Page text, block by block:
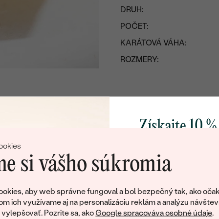
si vášho súkromia
aby web správne fungoval a bol bezpečný tak, ako
ich využívame aj na personalizáciu reklám a analýzu
Pozrite sa, ako Google spracováva osobné údaje.
DRUH:
POČET:
KARÁTOVÁ VÁHA:
ROZMERY:
ale tento šperk si už svojích majiteľov
Získajte 10
poctivo vyrábaných
Ako darček na
obratom pošleme